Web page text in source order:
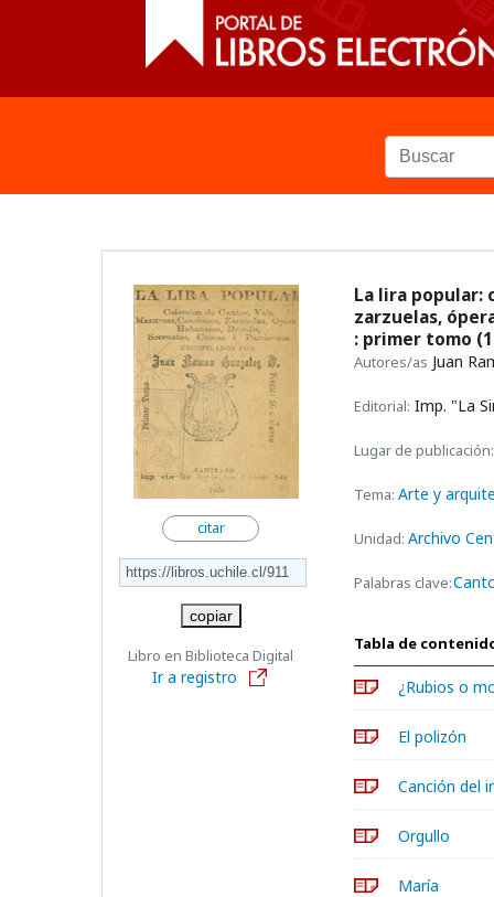
citar
copiar
Libro en Biblioteca Digital
Ir a registro
La lira popular:
zarzuelas,
: primer tomo
Autores/as Juan
Editorial: Imp. "La
Lugar de publicación:
Tema: Arte y
Unidad: Archivo
Palabras clave:
Tabla de
¿Rubios o
El polizón
Canción del
Orgullo
María